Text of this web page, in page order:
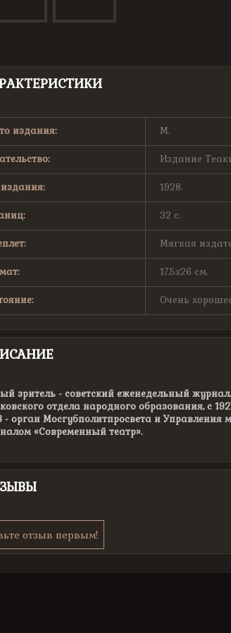
издания: М.
Издание
1928.
32 с.
Мягкая
17,5х26 см.
Очень
зритель - советский еженедельный
отдела народного образования, с
- орган Мосгубполитпросвета и
«Современный театр».
отзыв первым!